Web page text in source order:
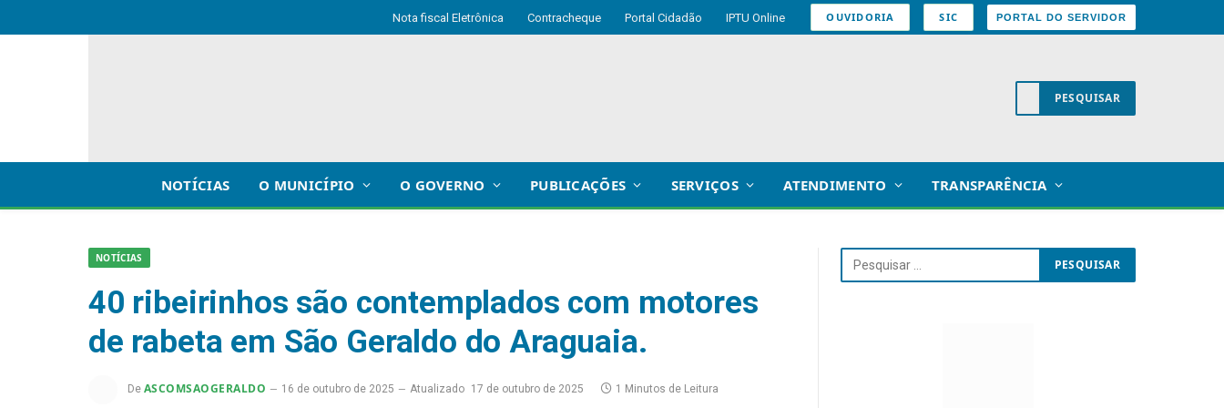
Nota fiscal Eletrônica Contracheque Portal Cidadão IPTU Online OUVIDORIA SIC PORTAL DO SERVIDOR
NOTÍCIAS O MUNICÍPIO O GOVERNO PUBLICAÇÕES SERVIÇOS ATENDIMENTO TRANSPARÊNCIA
NOTÍCIAS
40 ribeirinhos são contemplados com motores
de rabeta em São Geraldo do Araguaia.
De ASCOMSAOGERALDO 16 de outubro de 2025 Atualizado 17 de outubro de 2025 1 Minutos de Leitura